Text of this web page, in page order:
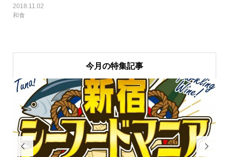
2018.11.02
和食
今月の特集記事
 